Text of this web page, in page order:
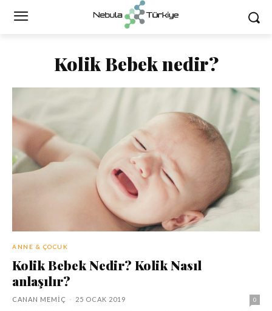
Kolik Bebek nedir?
ANNE & ÇOCUK
Kolik Bebek Nedir? Kolik Nasıl
anlaşılır?
CANAN MEMIÇ - 25 OCAK 2019 0